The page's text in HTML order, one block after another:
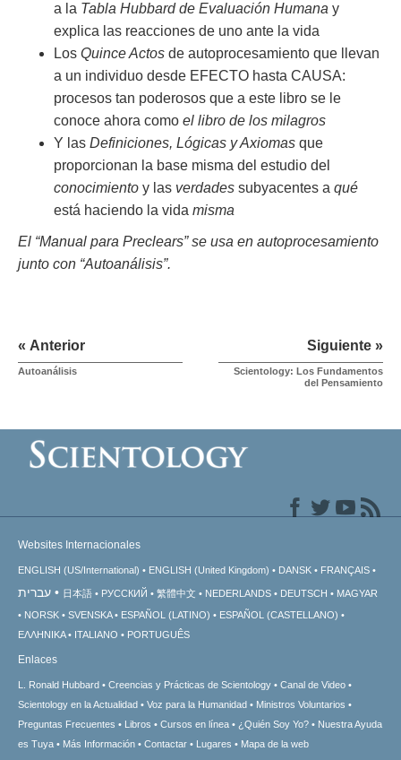
a la Tabla Hubbard de Evaluación Humana y
explica las reacciones de uno ante la vida
Los Quince Actos de autoprocesamiento que llevan
a un individuo desde EFECTO hasta CAUSA:
procesos tan poderosos que a este libro se le
conoce ahora como el libro de los milagros
Y las Definiciones, Lógicas y Axiomas que
proporcionan la base misma del estudio del
conocimiento y las verdades subyacentes a qué
está haciendo la vida misma
El “Manual para Preclears” se usa en autoprocesamiento
junto con “Autoanálisis”.
« Anterior
Autoanálisis
Siguiente »
Scientology: Los Fundamentos
del Pensamiento
Websites Internacionales
ENGLISH (US/International) ENGLISH (United Kingdom) DANSK FRANÇAIS
עברית 日本語 РУССКИЙ 繁體中文 NEDERLANDS DEUTSCH
MAGYAR
NORSK
SVENSKA ESPAÑOL (LATINO)
ESPAÑOL (CASTELLANO)
ΕΛΛΗΝΙΚA
ITALIANO PORTUGUÊS
Enlaces
L. Ronald Hubbard Creencias y Prácticas de Scientology
Canal de Video
Scientology en la Actualidad
Voz para la Humanidad
Ministros Voluntarios
Preguntas Frecuentes
Libros Cursos en línea ¿Quién Soy Yo?
Nuestra Ayuda
es Tuya
Más Información Contactar Lugares Mapa de la web